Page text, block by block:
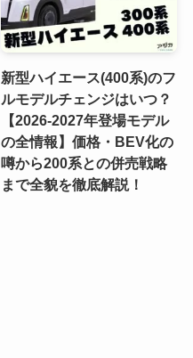
新型ハイエース(400系)のフ
ルモデルチェンジはいつ？
【2026-2027年登場モデル
の全情報】価格・BEV化の
噂から200系との併売戦略
まで全貌を徹底解説！